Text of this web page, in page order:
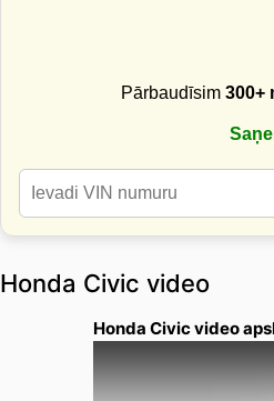
Pārbaudīsim 300+
Honda Civic video
Honda Civic video